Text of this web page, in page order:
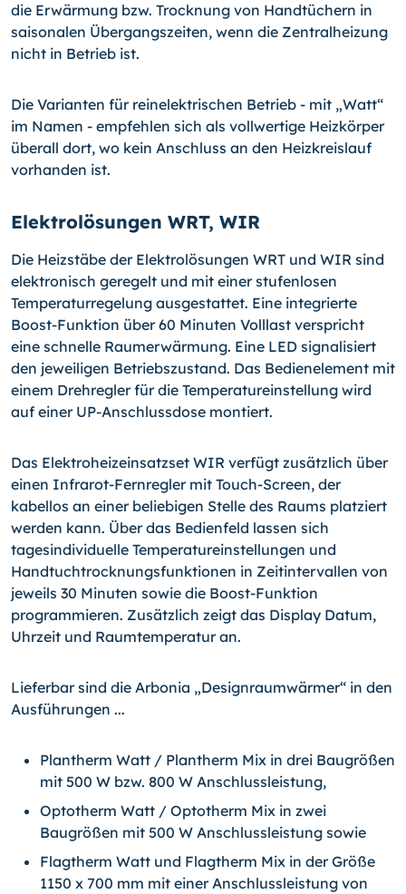
die Erwärmung bzw. Trocknung von Handtüchern in
saisonalen Übergangszeiten, wenn die Zentralheizung
nicht in Betrieb ist.
Die Varianten für reinelektrischen Betrieb - mit „Watt“
im Na­men - empfehlen sich als vollwertige Heizkörper
überall dort, wo kein Anschluss an den Heizkreislauf
vorhanden ist.
Elektrolösungen WRT, WIR
Die Heizstäbe der Elektrolösungen WRT und WIR sind
elektro­nisch geregelt und mit einer stufenlosen
Temperaturregelung ausgestattet. Eine integrierte
Boost-Funktion über 60 Minuten Volllast verspricht
eine schnelle Raumerwärmung. Eine LED sig­nalisiert
den jeweiligen Betriebszustand. Das Bedienelement mit
einem Drehregler für die Temperatureinstellung wird
auf einer UP-Anschlussdose montiert.
Das Elektroheizeinsatzset WIR verfügt zusätzlich über
einen Infrarot-Fernregler mit Touch-Screen, der
kabellos an einer beliebigen Stelle des Raums platziert
werden kann. Über das Bedienfeld lassen sich
tagesindividuelle Temperatureinstellungen und
Handtuchtrocknungsfunktionen in Zeit­intervallen von
jeweils 30 Minuten sowie die Boost-Funktion
programmieren. Zusätzlich zeigt das Display Datum,
Uhrzeit und Raumtemperatur an.
Lieferbar sind die Arbonia „Designraumwärmer“ in den
Ausführungen ...
Plantherm Watt / Plantherm Mix in drei Baugrößen
mit 500 W bzw. 800 W Anschlussleistung,
Optotherm Watt / Optotherm Mix in zwei
Baugrößen mit 500 W Anschluss­leistung sowie
Flagtherm Watt und Flagtherm Mix in der Größe
1150 x 700 mm mit einer Anschlussleistung von